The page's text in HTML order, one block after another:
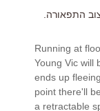
התפאורה.
Running at
Young Vic will
ends up
point there'll
a retractable